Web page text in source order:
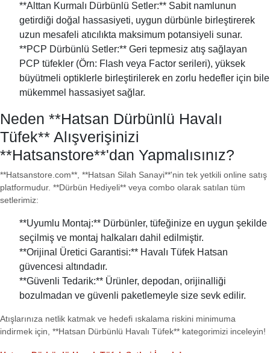
**Alttan Kurmalı Dürbünlü Setler:** Sabit namlunun
getirdiği doğal hassasiyeti, uygun dürbünle birleştirerek
uzun mesafeli atıcılıkta maksimum potansiyeli sunar.
**PCP Dürbünlü Setler:** Geri tepmesiz atış sağlayan
PCP tüfekler (Örn: Flash veya Factor serileri), yüksek
büyütmeli optiklerle birleştirilerek en zorlu hedefler için bile
mükemmel hassasiyet sağlar.
Neden **Hatsan Dürbünlü Havalı
Tüfek** Alışverişinizi
**Hatsanstore**'dan Yapmalısınız?
**Hatsanstore.com**, **Hatsan Silah Sanayi**'nin tek yetkili online satış
platformudur. **Dürbün Hediyeli** veya combo olarak satılan tüm
setlerimiz:
**Uyumlu Montaj:** Dürbünler, tüfeğinize en uygun şekilde
seçilmiş ve montaj halkaları dahil edilmiştir.
**Orijinal Üretici Garantisi:** Havalı Tüfek Hatsan
güvencesi altındadır.
**Güvenli Tedarik:** Ürünler, depodan, orijinalliği
bozulmadan ve güvenli paketlemeyle size sevk edilir.
Atışlarınıza netlik katmak ve hedefi ıskalama riskini minimuma
indirmek için, **Hatsan Dürbünlü Havalı Tüfek** kategorimizi inceleyin!